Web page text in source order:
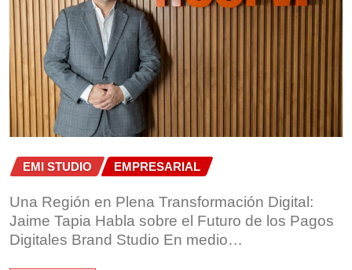
EMI STUDIO EMPRESARIAL
Una Región en Plena Transformación Digital:
Jaime Tapia Habla sobre el Futuro de los Pagos
Digitales Brand Studio En medio…